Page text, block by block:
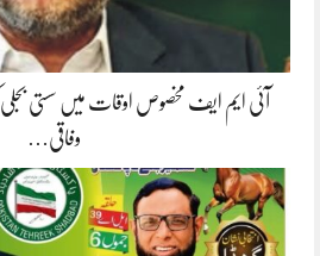
آئی ایم ایف مخصوص اوقات میں سستی
وفاقی…